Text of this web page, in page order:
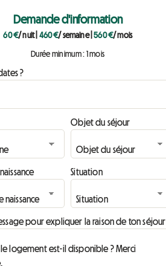
Demande d'information
60 €/ nuit| 460 €/ semaine|560 €/ mois
Durée minimum : 1 mois
?
Objet du séjour
Situation
pour expliquer la raison de ton séjour